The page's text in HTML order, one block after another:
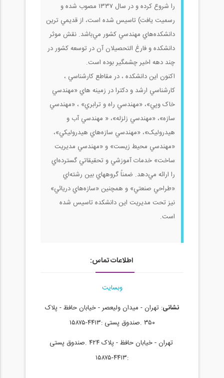
را شروع كرده و در سال ۱۳۳۷ مصوب شده و
رسميت يافت) تاسيس شده است، از قديمي ترين
دانشكده‌هاي مهندسي كشور مي‌باشد. نقش موثر
دانشكده و فارغ التحصيلان آن در توسعه كشور در
چند دهه اخير چشمگير بوده است.
اكنون اين دانشكده ، در مقاطع کارشناسي ،
کارشناسي ارشد و دکترا در زمينه هاي «مهندسي
خاک وپي»، «مهندسي راه و ترابري» ، «مهندسي
سازه»، «مهندسي زلزله»، « مهندسي آب و
هيدروليک»، «مهندسي سازه‌هاي هيدروليكي»،
«مهندسي محيط زيست» و «مهندسي مديريت
ساخت» خدمات آموزشي و تحقيقاتي گسترده‌اي
را ارائه مي‌دهد. ضمناً گروههاي بين رشته‌اي
«طراحي صنعتي» و همچنين «سازه‌هاي دريائي»
نيز تحت مديريت اين دانشكده تاسيس شده
است.
اطلاعات تماس:
وبسایت
نشانی: تهران - میدان ولیعصر - خیابان حافظ - پلاک
۳۵۰ .صندوق پستی :۴۴۱۳-۱۵۸۷۵
تهران - خیابان حافظ - پلاک ۴۲۴ .صندوق پستی
:۴۴۱۳-۱۵۸۷۵